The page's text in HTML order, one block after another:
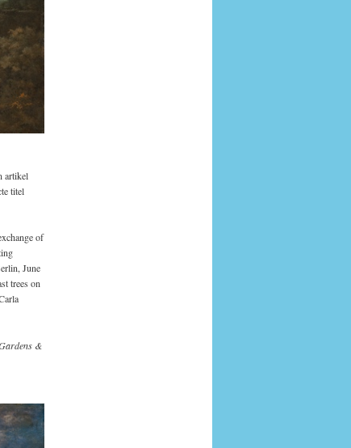
artikel
titel
of
June
trees on
&